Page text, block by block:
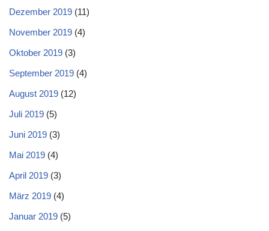
Dezember 2019 (11)
November 2019 (4)
Oktober 2019 (3)
September 2019 (4)
August 2019 (12)
Juli 2019 (5)
Juni 2019 (3)
Mai 2019 (4)
April 2019 (3)
März 2019 (4)
Januar 2019 (5)